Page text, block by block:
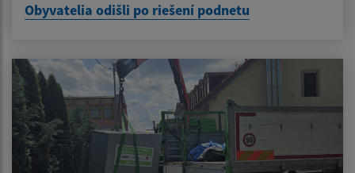
Obyvatelia odišli po riešení podnetu